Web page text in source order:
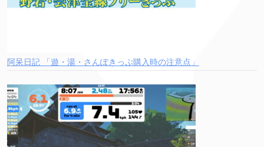
阿呆日記 「遊・湯・さんぽきっぷ購入時の注意点」